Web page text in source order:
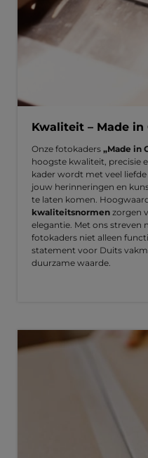
Kwaliteit – Made in
Onze fotokaders „Made in
hoogste kwaliteit, precisie
kader wordt met veel
jouw herinneringen en
te laten komen.
kwaliteitsnormen zorgen
elegantie. Met ons streven
fotokaders niet alleen
statement voor Duits
duurzame waarde.